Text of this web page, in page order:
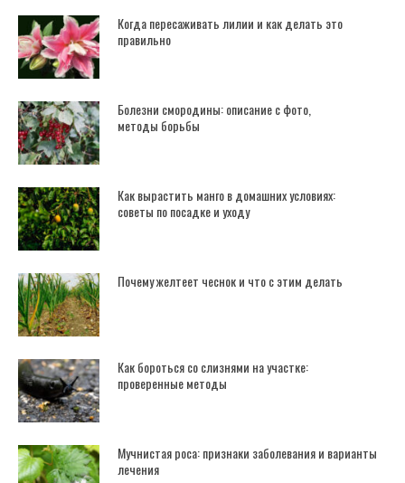
Когда пересаживать лилии и как делать это
правильно
Болезни смородины: описание с фото,
методы борьбы
Как вырастить манго в домашних условиях:
советы по посадке и уходу
Почему желтеет чеснок и что с этим делать
Как бороться со слизнями на участке:
проверенные методы
Мучнистая роса: признаки заболевания и варианты
лечения